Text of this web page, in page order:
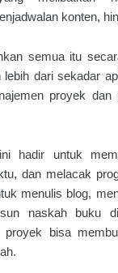
konten,
semua itu
lebih dari sekadar
proyek dan
hadir untuk
dan melacak
menulis blog,
naskah buku
proyek bisa